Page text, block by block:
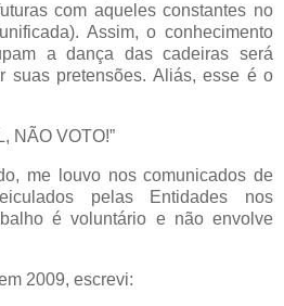
com aqueles constantes no
Assim, o conhecimento
a dança das cadeiras será
suas pretensões. Aliás, esse é o
NÃO VOTO!”
me louvo nos comunicados de
pelas Entidades nos
é voluntário e não envolve
2009, escrevi: